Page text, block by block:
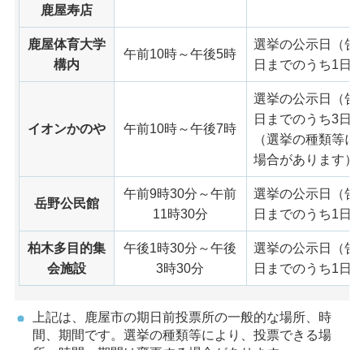
鹿屋寿店
鹿屋体育大学
構内
午前10時～午後5時
選挙の公示日（告
日までのうち1日間
イオンかのや 午前10時～午後7時
選挙の公示日（告
日までのうち3日間
（選挙の種類等
場合があります）
岳野公民館
午前9時30分～午前
11時30分
選挙の公示日（告
日までのうち1日間
柏木多目的集
会施設
午後1時30分～午後
3時30分
選挙の公示日（告
日までのうち1日間
上記は、鹿屋市の期日前投票所の一般的な場所、時
間、期間です。選挙の種類等により、投票できる場